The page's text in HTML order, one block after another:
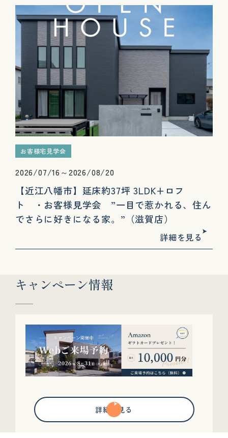
お客様宅見学会
2026/07/16～2026/08/20
【近江八幡市】延床約37坪 3LDK+ロフ
ト ・お客様見学会 ”一目で惹かれる、住ん
でさらに好きになる家。”（滋賀店）
詳細を見る
キャンペーン情報
詳細を見る